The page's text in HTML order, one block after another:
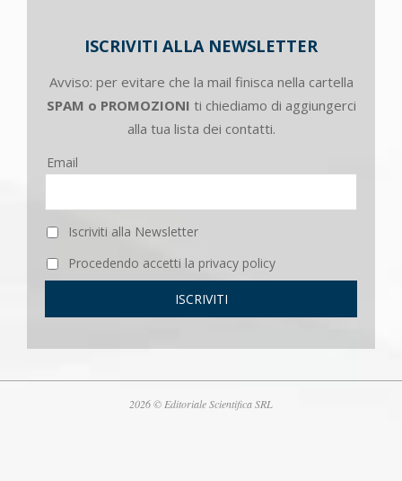
ISCRIVITI ALLA NEWSLETTER
Avviso: per evitare che la mail finisca nella cartella
SPAM o PROMOZIONI ti chiediamo di aggiungerci
alla tua lista dei contatti.
Email
Iscriviti alla Newsletter
Procedendo accetti la privacy policy
2026 © Editoriale Scientifica SRL